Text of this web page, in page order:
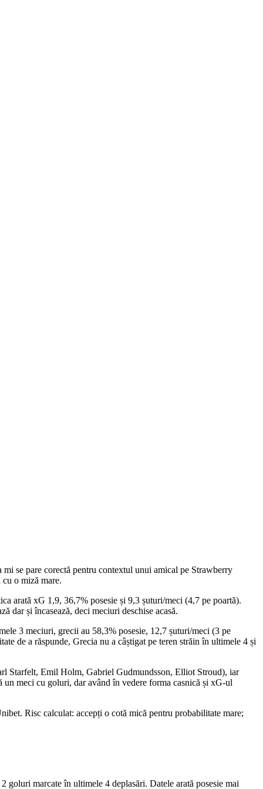
se pare corectă pentru contextul unui amical pe Strawberry
o miză mare.
arată xG 1,9, 36,7% posesie și 9,3 șuturi/meci (4,7 pe poartă).
dar și încasează, deci meciuri deschise acasă.
3 meciuri, grecii au 58,3% posesie, 12,7 șuturi/meci (3 pe
de a răspunde, Grecia nu a câștigat pe teren străin în ultimele 4 și
Starfelt, Emil Holm, Gabriel Gudmundsson, Elliot Stroud), iar
meci cu goluri, dar având în vedere forma casnică și xG-ul
Risc calculat: accepți o cotă mică pentru probabilitate mare;
marcate în ultimele 4 deplasări. Datele arată posesie mai